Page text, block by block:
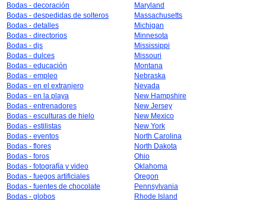
Bodas - decoración
Bodas - despedidas de solteros
Bodas - detalles
Bodas - directorios
Bodas - djs
Bodas - dulces
Bodas - educación
Bodas - empleo
Bodas - en el extranjero
Bodas - en la playa
Bodas - entrenadores
Bodas - esculturas de hielo
Bodas - estilistas
Bodas - eventos
Bodas - flores
Bodas - foros
Bodas - fotografía y video
Bodas - fuegos artificiales
Bodas - fuentes de chocolate
Bodas - globos
Maryland
Massachusetts
Michigan
Minnesota
Mississippi
Missouri
Montana
Nebraska
Nevada
New Hampshire
New Jersey
New Mexico
New York
North Carolina
North Dakota
Ohio
Oklahoma
Oregon
Pennsylvania
Rhode Island